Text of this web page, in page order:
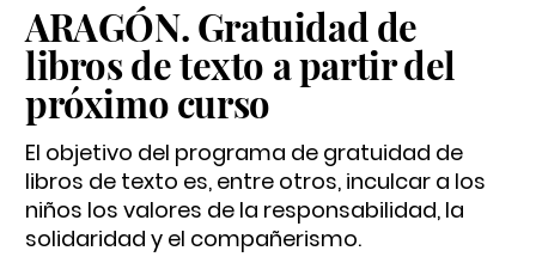
ARAGÓN. Gratuidad de
libros de texto a partir del
próximo curso
El objetivo del programa de gratuidad de
libros de texto es, entre otros, inculcar a los
niños los valores de la responsabilidad, la
solidaridad y el compañerismo.